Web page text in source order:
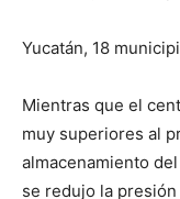
Yucatán, 18
Mientras que el
muy superiores al
almacenamiento
se redujo la